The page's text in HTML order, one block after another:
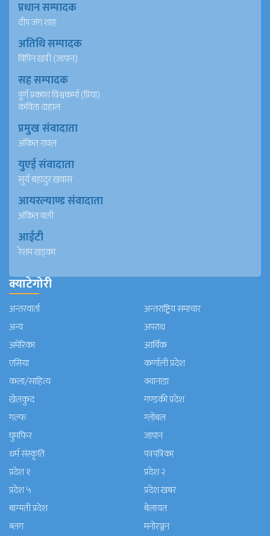
प्रधान सम्पादक
दीप जंग शाह
अतिथि सम्पादक
विपिन खत्री (जापान)
सह सम्पादक
पूर्ण प्रकाश विश्वकर्मा (प्रिया)
कविता दाहाल
प्रमुख संवादाता
अंकित रावल
युएई संवादाता
सुर्य बहादुर खवास
आयरल्याण्ड संवादाता
अंकित वली
आईटी
रेशम खड्का
क्याटेगोरी
अन्तरवार्ता
अन्तराष्ट्रिय समाचार
अन्य
अपराध
अमेरिका
आर्थिक
एसिया
कर्णाली प्रदेश
कला/साहित्य
क्यानाडा
खेलकुद
गण्डकी प्रदेश
गल्फ
ग्लोबल
घुमफिर
जापान
धर्म संस्कृति
पत्रपत्रिका
प्रदेश १
प्रदेश २
प्रदेश ५
प्रदेश खबर
बाग्मती प्रदेश
बेलायत
ब्लग
मनाेरञ्जन